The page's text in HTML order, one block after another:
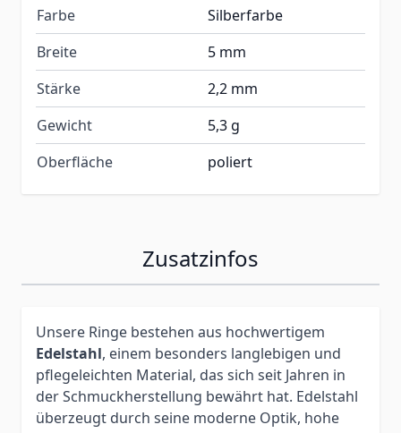
Farbe
Silberfarbe
Breite
5 mm
Stärke
2,2 mm
Gewicht
5,3 g
Oberfläche
poliert
Zusatzinfos
Unsere Ringe bestehen aus hochwertigem
Edelstahl, einem besonders langlebigen und
pflegeleichten Material, das sich seit Jahren in
der Schmuckherstellung bewährt hat. Edelstahl
überzeugt durch seine moderne Optik, hohe